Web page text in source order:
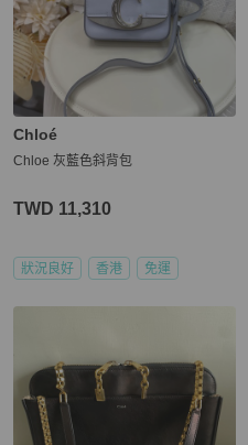
Chloé
Chloe 灰藍色斜背包
TWD 11,310
狀況良好 香港 免運